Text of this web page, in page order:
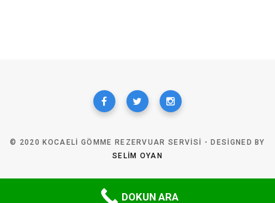
© 2020 KOCAELI GÖMME REZERVUAR SERVISI - DESIGNED BY
SELIM OYAN
DOKUN ARA